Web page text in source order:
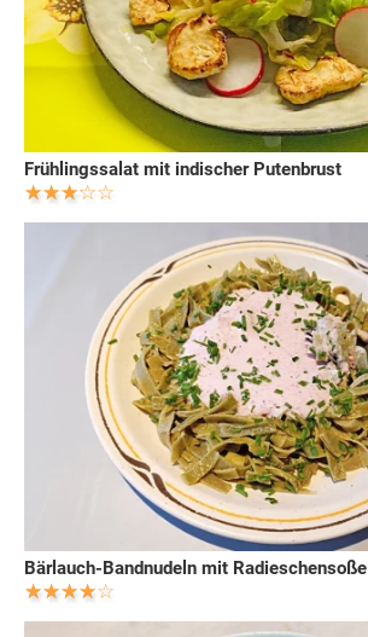
Frühlingssalat mit indischer Putenbrust
Bärlauch-Bandnudeln mit Radieschensoße